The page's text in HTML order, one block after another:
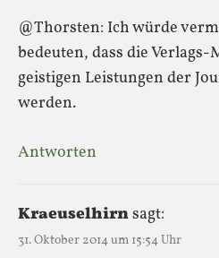
@Thorsten: Ich würde
bedeuten, dass die
geistigen Leistungen der
werden.
Antworten
Kraeuselhirnsagt:
31. Oktober 2014 um 15:54 Uhr